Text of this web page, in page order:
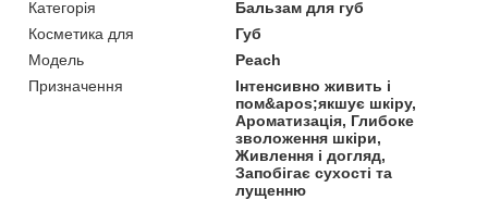
Категорія
Бальзам для губ
Косметика для
Губ
Мoдель
Peach
Призначення
Інтенсивно живить і
пом&apos;якшує шкіру,
Ароматизація, Глибоке
зволоження шкіри,
Живлення i догляд,
Запобігає сухості та
лущенню